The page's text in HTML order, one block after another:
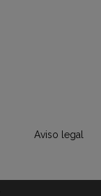
Aviso legal